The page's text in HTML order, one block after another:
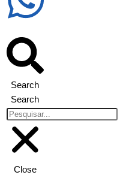
Search
Search
Close